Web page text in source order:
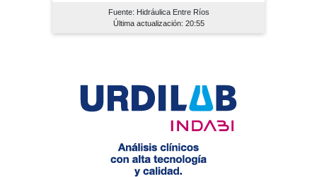
Fuente: Hidráulica Entre Ríos
Última actualización: 20:55